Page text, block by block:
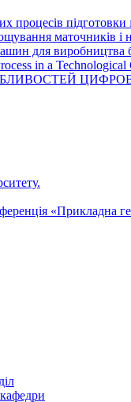
процесів підготовки
маточників і
для виробництва
in a
«Прикладна